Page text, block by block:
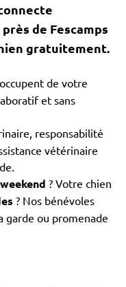
de Fescamps
gratuitement.
de votre
et sans
responsabilité
vétérinaire
weekend ? Votre chien
? Nos bénévoles
garde ou promenade